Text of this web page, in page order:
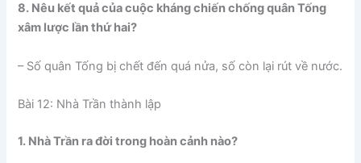
8. Nêu kết quả của cuộc kháng chiến chống quân Tống
xâm lược lần thứ hai?
– Số quân Tống bị chết đến quá nửa, số còn lại rút về nước.
Bài 12: Nhà Trần thành lập
1. Nhà Trần ra đời trong hoàn cảnh nào?